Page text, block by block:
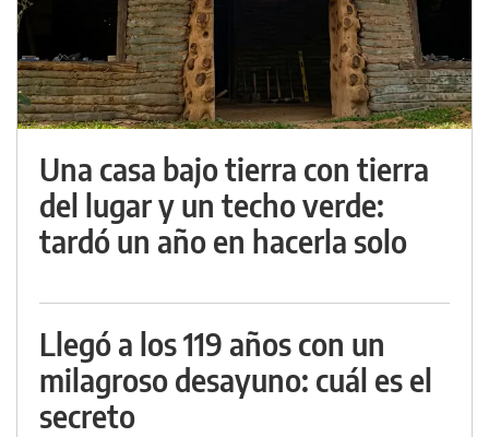
Una casa bajo tierra con tierra
del lugar y un techo verde:
tardó un año en hacerla solo
Llegó a los 119 años con un
milagroso desayuno: cuál es el
secreto